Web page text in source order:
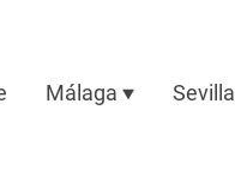
Málaga Sevilla